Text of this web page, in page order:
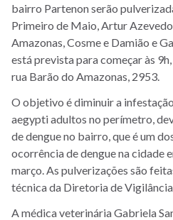
bairro Partenon serão
Primeiro de Maio, Artur
Amazonas, Cosme e Damião e
está prevista para começar às
rua Barão do Amazonas, 2953.
O objetivo é diminuir a
aegypti adultos no perímetro,
de dengue no bairro, que é um
ocorrência de dengue na cidade
março. As pulverizações são
técnica da Diretoria de Vigilância
A médica veterinária Gabriela